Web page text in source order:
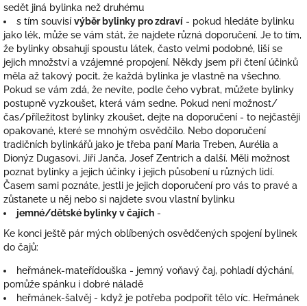
sedět jiná bylinka než druhému
s tím souvisí výběr bylinky pro zdraví - pokud hledáte bylinku
jako lék, může se vám stát, že najdete různá doporučení. Je to tím,
že bylinky obsahují spoustu látek, často velmi podobné, liší se
jejich množství a vzájemné propojení. Někdy jsem při čtení účinků
měla až takový pocit, že každá bylinka je vlastně na všechno.
Pokud se vám zdá, že nevíte, podle čeho vybrat, můžete bylinky
postupně vyzkoušet, která vám sedne. Pokud není možnost/
čas/příležitost bylinky zkoušet, dejte na doporučení - to nejčastěji
opakované, které se mnohým osvědčilo. Nebo doporučení
tradičních bylinkářů jako je třeba paní Maria Treben, Aurélia a
Dionýz Dugasovi, Jiří Janča, Josef Zentrich a další. Měli možnost
poznat bylinky a jejich účinky i jejich působení u různých lidí.
Časem sami poznáte, jestli je jejich doporučení pro vás to pravé a
zůstanete u něj nebo si najdete svou vlastní bylinku
jemné/dětské bylinky v čajích -
Ke konci ještě pár mých oblíbených osvědčených spojení bylinek
do čajů:
heřmánek-mateřídouška - jemný voňavý čaj, pohladí dýchání,
pomůže spánku i dobré náladě
heřmánek-šalvěj - když je potřeba podpořit tělo víc. Heřmánek